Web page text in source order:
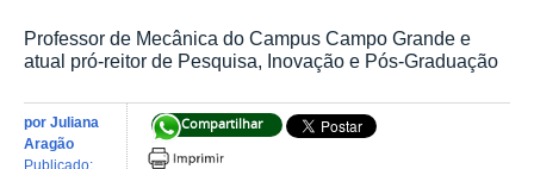
Professor de Mecânica do Campus Campo Grande e
atual pró-reitor de Pesquisa, Inovação e Pós-Graduação
Compartilhar
por Juliana
Aragão
publicado: